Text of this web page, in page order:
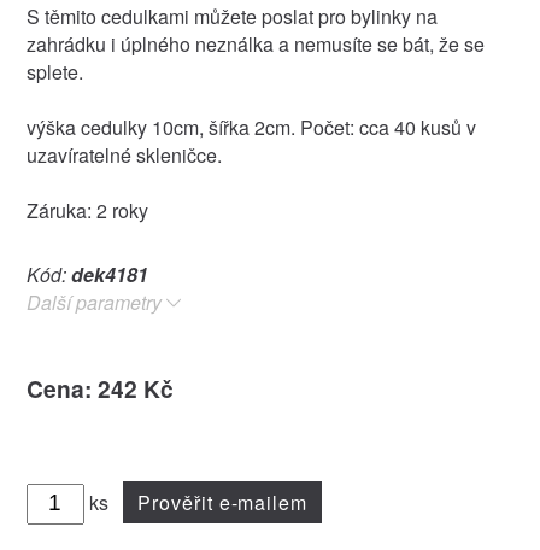
S těmito cedulkami můžete poslat pro bylinky na
zahrádku i úplného neználka a nemusíte se bát, že se
splete.
výška cedulky 10cm, šířka 2cm. Počet: cca 40 kusů v
uzavíratelné skleničce.
Záruka: 2 roky
Kód:dek4181
Další parametry
Cena: 242 Kč
ks Prověřit e-mailem